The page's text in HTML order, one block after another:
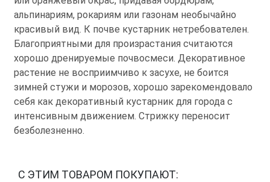
альпинариям, рокариям или газонам необычайно
красивый вид. К почве кустарник нетребователен.
Благоприятными для произрастания считаются
хорошо дренируемые почвосмеси. Декоративное
растение не восприимчиво к засухе, не боится
зимней стужи и морозов, хорошо зарекомендовало
себя как декоративный кустарник для города с
интенсивным движением. Стрижку переносит
безболезненно.
С ЭТИМ ТОВАРОМ ПОКУПАЮТ: